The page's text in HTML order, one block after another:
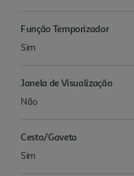
Função Temporizador
Sim
Janela de Visualização
Não
Cesto/Gaveta
Sim